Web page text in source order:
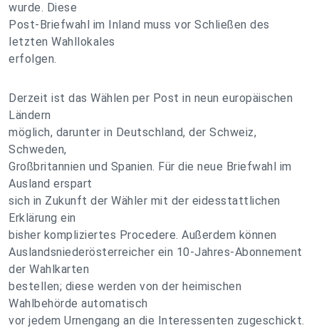
wurde. Diese
Post-Briefwahl im Inland muss vor Schließen des
letzten Wahllokales
erfolgen.
Derzeit ist das Wählen per Post in neun europäischen
Ländern
möglich, darunter in Deutschland, der Schweiz,
Schweden,
Großbritannien und Spanien. Für die neue Briefwahl im
Ausland erspart
sich in Zukunft der Wähler mit der eidesstattlichen
Erklärung ein
bisher kompliziertes Procedere. Außerdem können
Auslandsniederösterreicher ein 10-Jahres-Abonnement
der Wahlkarten
bestellen; diese werden von der heimischen
Wahlbehörde automatisch
vor jedem Urnengang an die Interessenten zugeschickt.